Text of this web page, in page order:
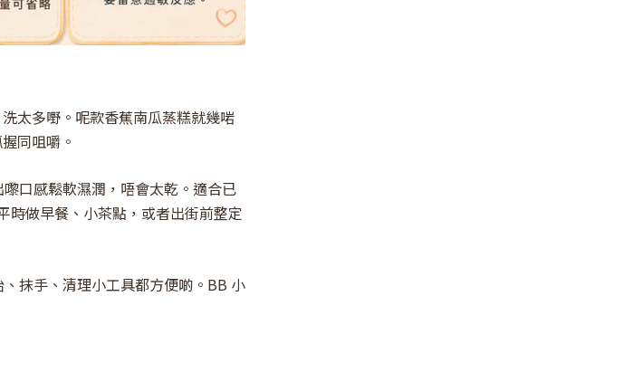
太多嘢。呢款香蕉南瓜蒸糕就幾啱
同咀嚼。
口感鬆軟濕潤，唔會太乾。適合已
時做早餐、小茶點，或者出街前整定
抹手、清理小工具都方便啲。BB 小